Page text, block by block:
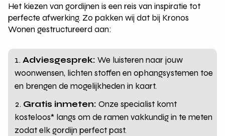
Het kiezen van gordijnen is een reis van inspiratie tot
perfecte afwerking. Zo pakken wij dat bij Kronos
Wonen gestructureerd aan:
Adviesgesprek: We luisteren naar jouw
woonwensen, lichten stoffen en ophangsystemen toe
en brengen de mogelijkheden in kaart.
Gratis inmeten: Onze specialist komt
kosteloos* langs om de ramen vakkundig in te meten
zodat elk gordijn perfect past.